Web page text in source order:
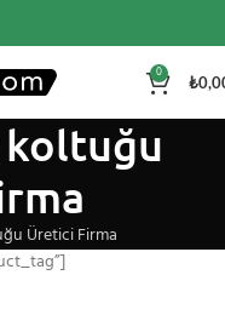
0 ₺
koltuğu
Üretici Firma